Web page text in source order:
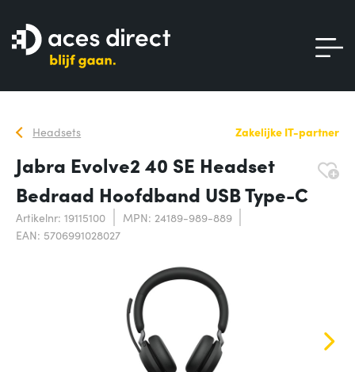
Headsets Zakelijke IT-partner
Jabra Evolve2 40 SE Headset
Bedraad Hoofdband USB Type-C
Artikelnr: 19115100
MPN: 24189-989-889
EAN: 5706991028027